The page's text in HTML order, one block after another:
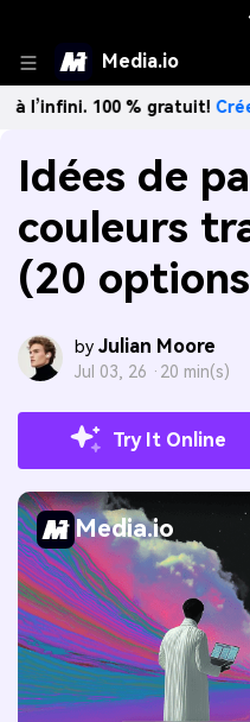
Media.io
100 % gratuit!Créer
Idées de
couleurs
(20
by Julian Moore
Jul 03, 26 · 20 min(s)
Try It Online
Media.io